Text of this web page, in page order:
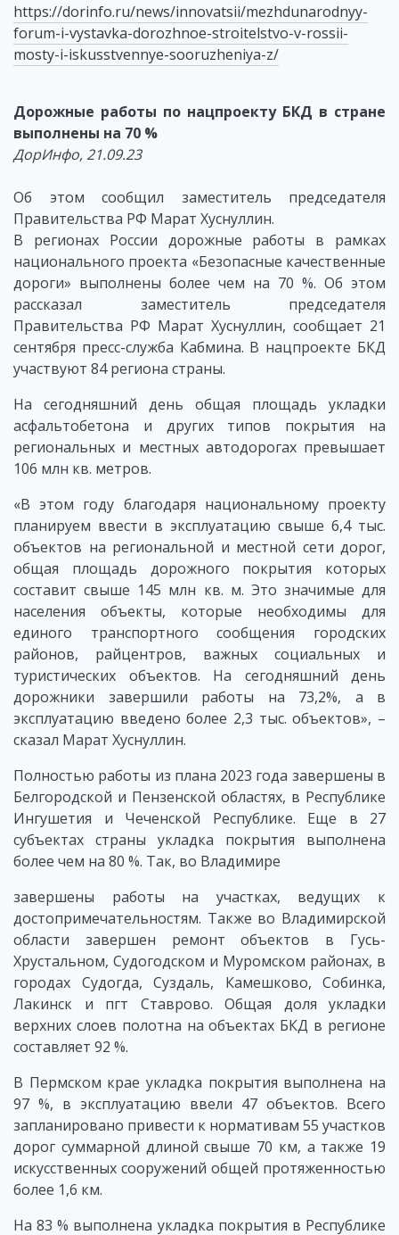
https://dorinfo.ru/news/innovatsii/mezhdunarodnyy-
forum-i-vystavka-dorozhnoe-stroitelstvo-v-rossii-
mosty-i-iskusstvennye-sooruzheniya-z/
Дорожные работы по нацпроекту БКД в стране
выполнены на 70 %
ДорИнфо, 21.09.23
Об этом сообщил заместитель председателя
Правительства РФ Марат Хуснуллин.
В регионах России дорожные работы в рамках
национального проекта «Безопасные качественные
дороги» выполнены более чем на 70 %. Об этом
рассказал заместитель председателя
Правительства РФ Марат Хуснуллин, сообщает 21
сентября пресс-служба Кабмина. В нацпроекте БКД
участвуют 84 региона страны.
На сегодняшний день общая площадь укладки
асфальтобетона и других типов покрытия на
региональных и местных автодорогах превышает
106 млн кв. метров.
«В этом году благодаря национальному проекту
планируем ввести в эксплуатацию свыше 6,4 тыс.
объектов на региональной и местной сети дорог,
общая площадь дорожного покрытия которых
составит свыше 145 млн кв. м. Это значимые для
населения объекты, которые необходимы для
единого транспортного сообщения городских
районов, райцентров, важных социальных и
туристических объектов. На сегодняшний день
дорожники завершили работы на 73,2%, а в
эксплуатацию введено более 2,3 тыс. объектов», –
сказал Марат Хуснуллин.
Полностью работы из плана 2023 года завершены в
Белгородской и Пензенской областях, в Республике
Ингушетия и Чеченской Республике. Еще в 27
субъектах страны укладка покрытия выполнена
более чем на 80 %. Так, во Владимире
завершены работы на участках, ведущих к
достопримечательностям. Также во Владимирской
области завершен ремонт объектов в Гусь-
Хрустальном, Судогодском и Муромском районах, в
городах Судогда, Суздаль, Камешково, Собинка,
Лакинск и пгт Ставрово. Общая доля укладки
верхних слоев полотна на объектах БКД в регионе
составляет 92 %.
В Пермском крае укладка покрытия выполнена на
97 %, в эксплуатацию ввели 47 объектов. Всего
запланировано привести к нормативам 55 участков
дорог суммарной длиной свыше 70 км, а также 19
искусственных сооружений общей протяженностью
более 1,6 км.
На 83 % выполнена укладка покрытия в Республике